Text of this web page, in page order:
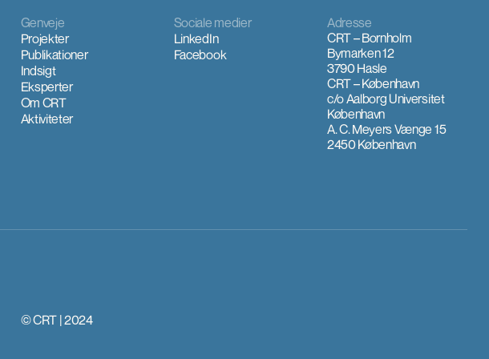
Genveje
Projekter
Publikationer
Indsigt
Eksperter
Om CRT
Aktiviteter
Sociale medier
LinkedIn
Facebook
Adresse
CRT – Bornholm
Bymarken 12
3790 Hasle
CRT – København
c/o Aalborg Universitet
København
A. C. Meyers Vænge 15
2450 København
© CRT | 2024